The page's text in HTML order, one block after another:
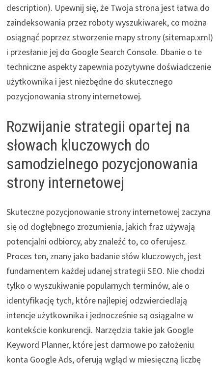
description). Upewnij się, że Twoja strona jest łatwa do
zaindeksowania przez roboty wyszukiwarek, co można
osiągnąć poprzez stworzenie mapy strony (sitemap.xml)
i przesłanie jej do Google Search Console. Dbanie o te
techniczne aspekty zapewnia pozytywne doświadczenie
użytkownika i jest niezbędne do skutecznego
pozycjonowania strony internetowej.
Rozwijanie strategii opartej na
słowach kluczowych do
samodzielnego pozycjonowania
strony internetowej
Skuteczne pozycjonowanie strony internetowej zaczyna
się od dogłębnego zrozumienia, jakich fraz używają
potencjalni odbiorcy, aby znaleźć to, co oferujesz.
Proces ten, znany jako badanie słów kluczowych, jest
fundamentem każdej udanej strategii SEO. Nie chodzi
tylko o wyszukiwanie popularnych terminów, ale o
identyfikację tych, które najlepiej odzwierciedlają
intencje użytkownika i jednocześnie są osiągalne w
kontekście konkurencji. Narzędzia takie jak Google
Keyword Planner, które jest darmowe po założeniu
konta Google Ads, oferują wgląd w miesięczną liczbę